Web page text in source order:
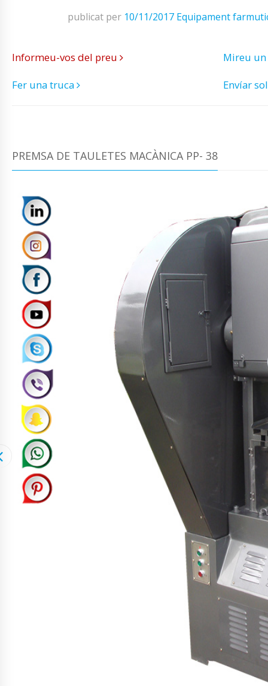
publicat per 10/11/2017 Equipament
Informeu-vos del preu
Mireu
Fer una truca
Envíar
PREMSA DE TAULETES MACÀNICA PP- 38